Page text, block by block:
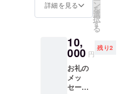
への換
また、
オリジ
ナル券
の転売
などは
禁止さ
イズ：
横５×縦
11 模擬
１品提
供（※ご
来場い
ただい
た方限
定） 上
詳細を見る ン
を
選
択
す
る
10,
000 円
残り2
お礼の
メッ
セージ